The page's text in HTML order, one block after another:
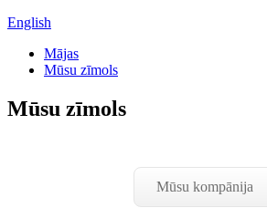
English
Mājas
Mūsu zīmols
Mūsu zīmols
Mūsu kompānija